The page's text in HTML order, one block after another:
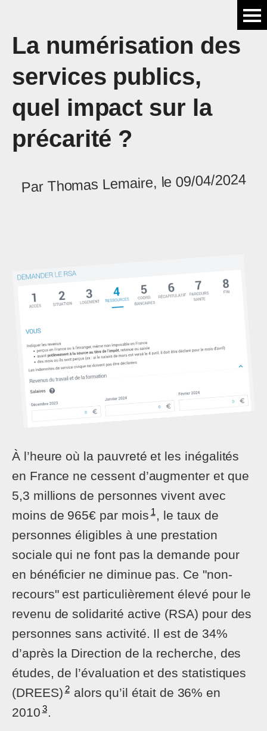
La numérisation des
services publics,
quel impact sur la
précarité ?
Par Thomas Lemaire, le 09/04/2024
À l’heure où la pauvreté et les inégalités
en France ne cessent d’augmenter et que
5,3 millions de personnes vivent avec
moins de 965€ par mois 1 , le taux de
personnes éligibles à une prestation
sociale qui ne font pas la demande pour
en bénéficier ne diminue pas. Ce "non-
recours" est particulièrement élevé pour le
revenu de solidarité active (RSA) pour des
personnes sans activité. Il est de 34%
d’après la Direction de la recherche, des
études, de l’évaluation et des statistiques
(DREES) 2 alors qu’il était de 36% en
2010 3 .